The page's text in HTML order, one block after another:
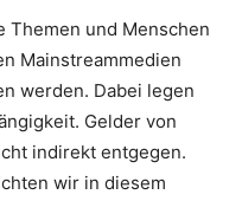
Themen und Menschen
Mainstreammedien
werden. Dabei legen
Gelder von
indirekt entgegen.
wir in diesem